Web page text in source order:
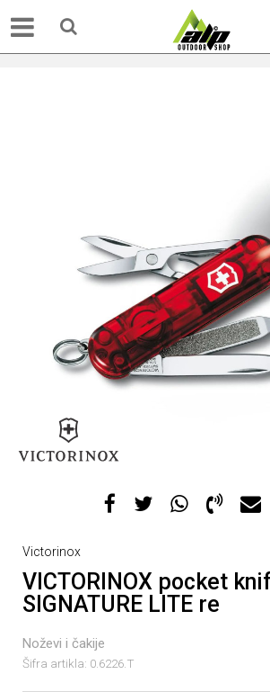
Victorinox
VICTORINOX pocket
SIGNATURE LITE re
Noževi i čakije
Šifra artikla: 0.6226.T